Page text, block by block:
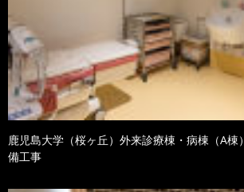
鹿児島大学（桜ヶ丘）外来診療棟・病棟（A棟
備工事